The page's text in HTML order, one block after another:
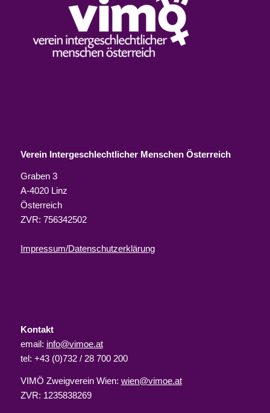
Verein Intergeschlechtlicher Menschen Österreich
Graben 3
A-4020 Linz
Österreich
ZVR: 756342502
Impressum/Datenschutzerklärung
Kontakt
email: info@vimoe.at
tel: +43 (0)732 / 28 700 200
VIMÖ Zweigverein Wien: wien@vimoe.at
ZVR: 1235838269